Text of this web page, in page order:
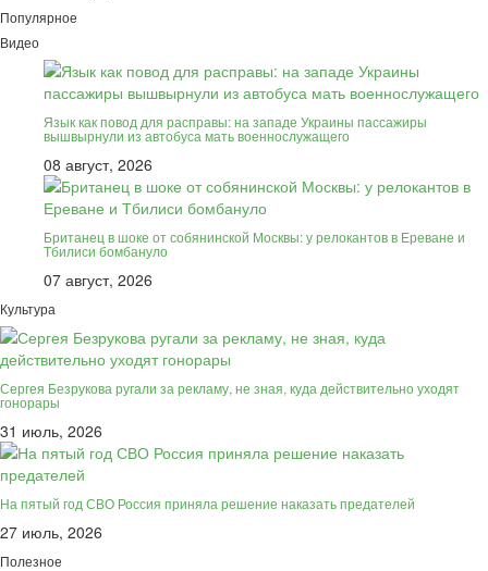
Популярное
Видео
Язык как повод для расправы: на западе Украины пассажиры
вышвырнули из автобуса мать военнослужащего
08 август, 2026
Британец в шоке от собянинской Москвы: у релокантов в Ереване и
Тбилиси бомбануло
07 август, 2026
Культура
Сергея Безрукова ругали за рекламу, не зная, куда действительно уходят
гонорары
31 июль, 2026
На пятый год СВО Россия приняла решение наказать предателей
27 июль, 2026
Полезное